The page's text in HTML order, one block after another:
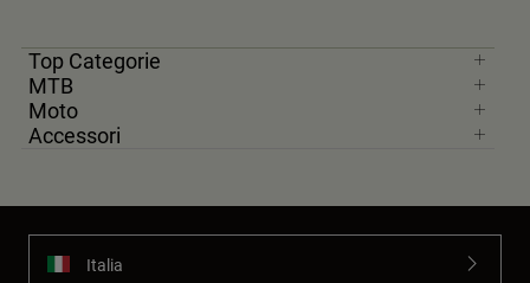
Top Categorie
MTB
Moto
Accessori
Italia